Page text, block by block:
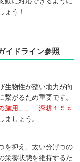
ょう！
イドライン参照
生物性が整い地力が向
繋がるため重要です。
施用」、「深耕１５ｃ
ましょう。
を抑え、太い分げつの
栄養状態を維持するた